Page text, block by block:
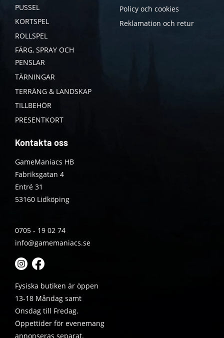
PUSSEL
KORTSPEL
ROLLSPEL
FÄRG, SPRAY OCH
PENSLAR
TÄRNINGAR
TERRÄNG & LANDSKAP
TILLBEHÖR
PRESENTKORT
Policy och cookies
Reklamation och retur
Kontakta oss
GameManiacs HB
Fabriksgatan 4
Entré 31
53160 Lidköping
0705 - 19 02 74
info@gamemaniacs.se
Fysiska butiken är öppen
13-18 Måndag samt
Onsdag till Fredag.
Öppettider för evenemang
annonseras separat.